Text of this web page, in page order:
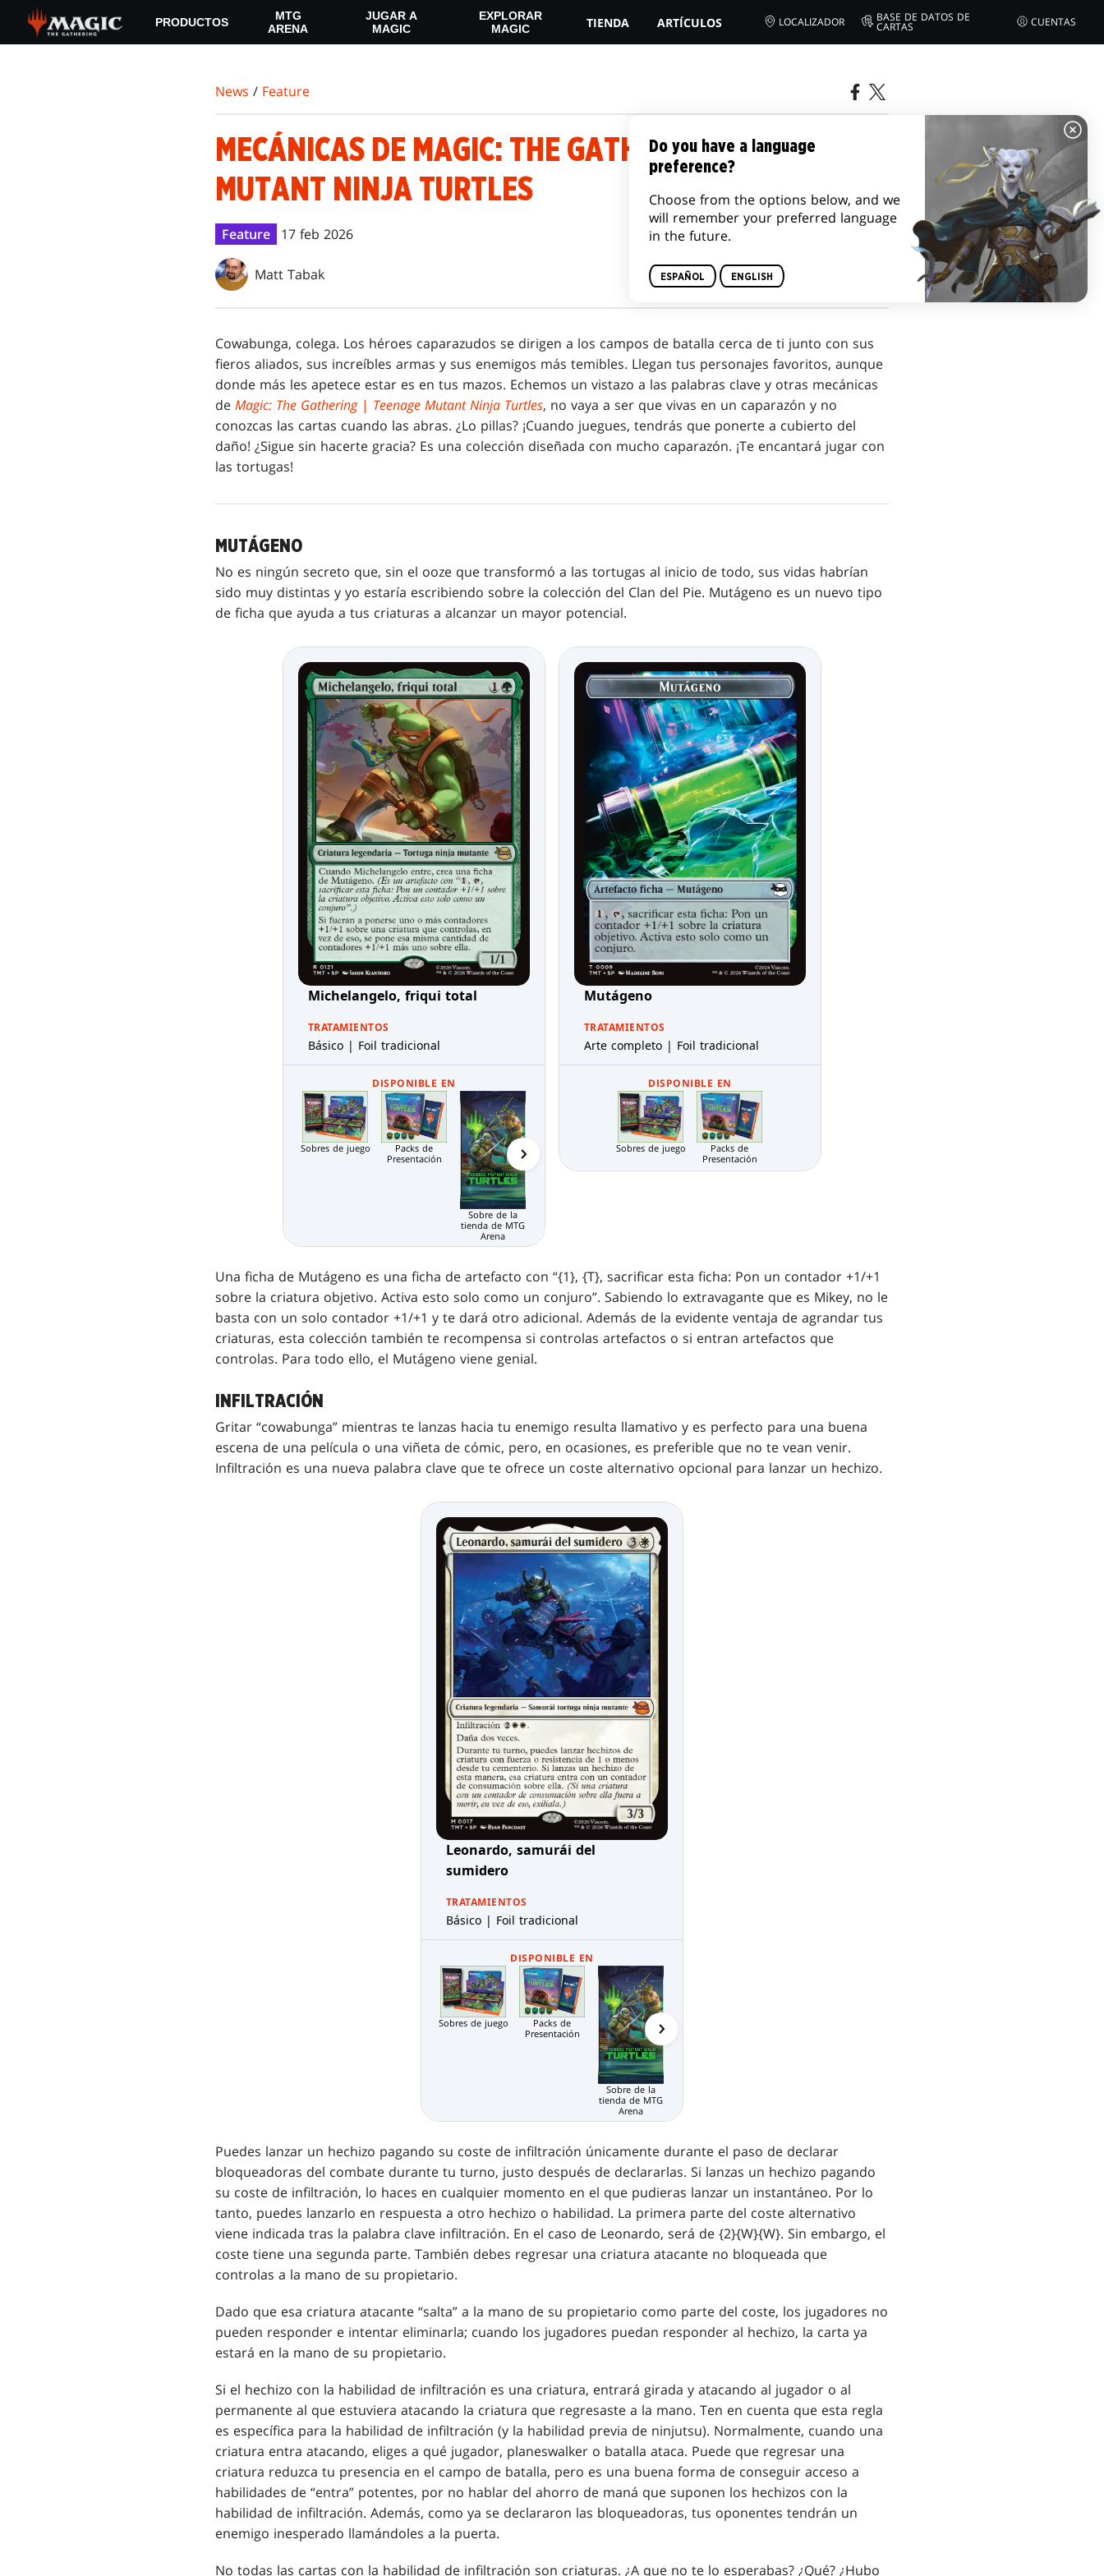
main
PRODUCTOS
MTG
ARENA
JUGAR A
MAGIC
EXPLORAR
MAGIC
TIENDA ARTÍCULOS LOCALIZADOR BASE DE DATOS DE
CARTAS CUENTAS
News / Feature
MECÁNICAS DE MAGIC: THE GATHERING | TEENAGE
MUTANT NINJA TURTLES
Feature 17 feb 2026
Matt Tabak
Cowabunga, colega. Los héroes caparazudos se dirigen a los campos de batalla cerca de ti junto con sus
fieros aliados, sus increíbles armas y sus enemigos más temibles. Llegan tus personajes favoritos, aunque
donde más les apetece estar es en tus mazos. Echemos un vistazo a las palabras clave y otras mecánicas
de Magic: The Gathering| Teenage Mutant Ninja Turtles, no vaya a ser que vivas en un caparazón y no
conozcas las cartas cuando las abras. ¿Lo pillas? ¡Cuando juegues, tendrás que ponerte a cubierto del
daño! ¿Sigue sin hacerte gracia? Es una colección diseñada con mucho caparazón. ¡Te encantará jugar con
las tortugas!
MUTÁGENO
No es ningún secreto que, sin el ooze que transformó a las tortugas al inicio de todo, sus vidas habrían
sido muy distintas y yo estaría escribiendo sobre la colección del Clan del Pie. Mutágeno es un nuevo tipo
de ficha que ayuda a tus criaturas a alcanzar un mayor potencial.
Michelangelo, friqui total
TRATAMIENTOS
Básico | Foil tradicional
DISPONIBLE EN
Sobres de juego
Packs de
Presentación
Sobre de la
tienda de MTG
Arena
Comodín de
Mutágeno
TRATAMIENTOS
Arte completo | Foil tradicional
DISPONIBLE EN
Sobres de juego
Packs de
Presentación
Una ficha de Mutágeno es una ficha de artefacto con “{1}, {T}, sacrificar esta ficha: Pon un contador +1/+1
sobre la criatura objetivo. Activa esto solo como un conjuro”. Sabiendo lo extravagante que es Mikey, no le
basta con un solo contador +1/+1 y te dará otro adicional. Además de la evidente ventaja de agrandar tus
criaturas, esta colección también te recompensa si controlas artefactos o si entran artefactos que
controlas. Para todo ello, el Mutágeno viene genial.
INFILTRACIÓN
Gritar “cowabunga” mientras te lanzas hacia tu enemigo resulta llamativo y es perfecto para una buena
escena de una película o una viñeta de cómic, pero, en ocasiones, es preferible que no te vean venir.
Infiltración es una nueva palabra clave que te ofrece un coste alternativo opcional para lanzar un hechizo.
Leonardo, samurái del
sumidero
TRATAMIENTOS
Básico | Foil tradicional
DISPONIBLE EN
Sobres de juego
Packs de
Presentación
Sobre de la
tienda de MTG
Arena
Puedes lanzar un hechizo pagando su coste de infiltración únicamente durante el paso de declarar
bloqueadoras del combate durante tu turno, justo después de declararlas. Si lanzas un hechizo pagando
su coste de infiltración, lo haces en cualquier momento en el que pudieras lanzar un instantáneo. Por lo
tanto, puedes lanzarlo en respuesta a otro hechizo o habilidad. La primera parte del coste alternativo
viene indicada tras la palabra clave infiltración. En el caso de Leonardo, será de {2}{W}{W}. Sin embargo, el
coste tiene una segunda parte. También debes regresar una criatura atacante no bloqueada que
controlas a la mano de su propietario.
Dado que esa criatura atacante “salta” a la mano de su propietario como parte del coste, los jugadores no
pueden responder e intentar eliminarla; cuando los jugadores puedan responder al hechizo, la carta ya
estará en la mano de su propietario.
Si el hechizo con la habilidad de infiltración es una criatura, entrará girada y atacando al jugador o al
permanente al que estuviera atacando la criatura que regresaste a la mano. Ten en cuenta que esta regla
es específica para la habilidad de infiltración (y la habilidad previa de ninjutsu). Normalmente, cuando una
criatura entra atacando, eliges a qué jugador, planeswalker o batalla ataca. Puede que regresar una
criatura reduzca tu presencia en el campo de batalla, pero es una buena forma de conseguir acceso a
habilidades de “entra” potentes, por no hablar del ahorro de maná que suponen los hechizos con la
habilidad de infiltración. Además, como ya se declararon las bloqueadoras, tus oponentes tendrán un
enemigo inesperado llamándoles a la puerta.
No todas las cartas con la habilidad de infiltración son criaturas. ¿A que no te lo esperabas? ¿Qué? ¿Hubo
Do you have a language
preference?
Choose from the options below, and we
will remember your preferred language
in the future.
ESPAÑOL ENGLISH